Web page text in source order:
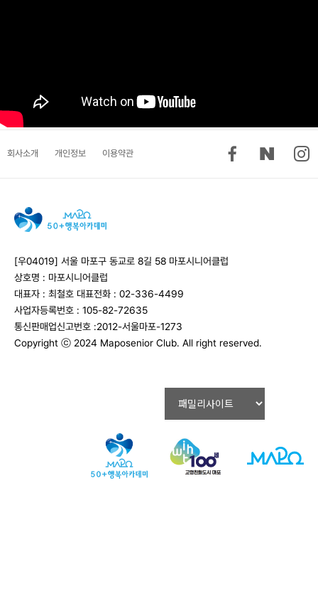
회사소개 개인정보 이용약관
[우04019] 서울 마포구 동교로 8길 58 마포시니어클럽
상호명 : 마포시니어클럽
대표자 : 최철호 대표전화 : 02-336-4499
사업자등록번호 : 105-82-72635
통신판매업신고번호 :2012-서울마포-1273
Copyright ⓒ 2024 Maposenior Club. All right reserved.